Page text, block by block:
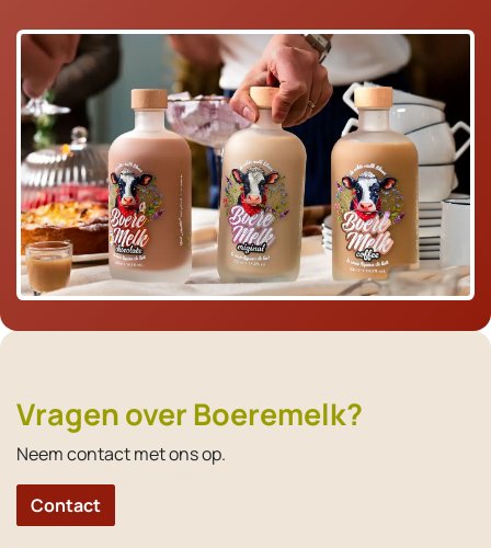
Vragen over Boeremelk?
Neem contact met ons op.
Contact